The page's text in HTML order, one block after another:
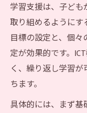
学習支援は、子ども
取り組めるようにす
目標の設定と、個
定が効果的です。
く、繰り返し学習
ちます。
具体的には、まず